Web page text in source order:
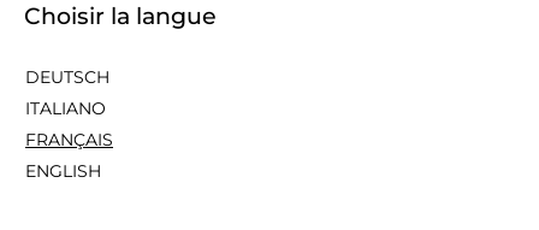
Choisir la langue
DEUTSCH
ITALIANO
FRANÇAIS
ENGLISH